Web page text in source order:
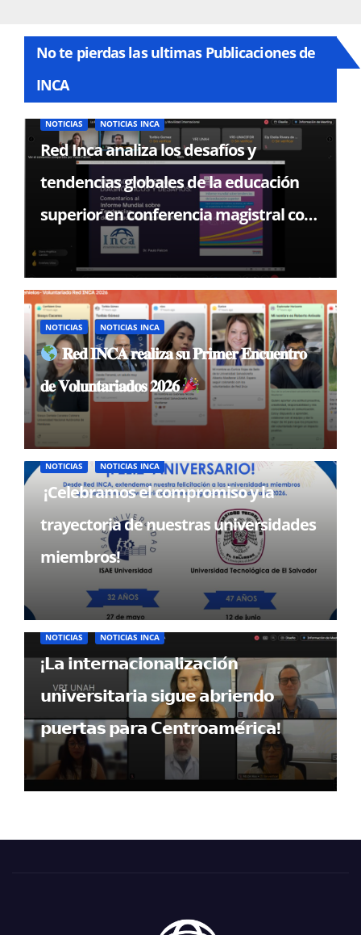
No te pierdas las ultimas Publicaciones de
INCA
NOTICIAS NOTICIAS INCA
Red Inca analiza los desafíos y
tendencias globales de la educación
superior en conferencia magistral con
el Dr. Paulo Falcón
NOTICIAS NOTICIAS INCA
𝐑𝐞𝐝 𝐈𝐍𝐂𝐀 𝐫𝐞𝐚𝐥𝐢𝐳𝐚 𝐬𝐮 𝐏𝐫𝐢𝐦𝐞𝐫 𝐄𝐧𝐜𝐮𝐞𝐧𝐭𝐫𝐨
𝐝𝐞 𝐕𝐨𝐥𝐮𝐧𝐭𝐚𝐫𝐢𝐚𝐝𝐨𝐬 𝟐𝟎𝟐𝟔
NOTICIAS NOTICIAS INCA
¡Celebramos el compromiso y la
trayectoria de nuestras universidades
miembros!
NOTICIAS NOTICIAS INCA
¡𝗟𝗮 𝗶𝗻𝘁𝗲𝗿𝗻𝗮𝗰𝗶𝗼𝗻𝗮𝗹𝗶𝘇𝗮𝗰𝗶𝗼́𝗻
𝘂𝗻𝗶𝘃𝗲𝗿𝘀𝗶𝘁𝗮𝗿𝗶𝗮 𝘀𝗶𝗴𝘂𝗲 𝗮𝗯𝗿𝗶𝗲𝗻𝗱𝗼
𝗽𝘂𝗲𝗿𝘁𝗮𝘀 𝗽𝗮𝗿𝗮 𝗖𝗲𝗻𝘁𝗿𝗼𝗮𝗺𝗲́𝗿𝗶𝗰𝗮!